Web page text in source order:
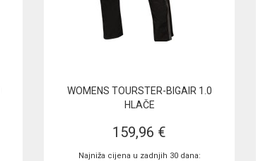
WOMENS TOURSTER-BIGAIR 1.0
HLAČE
159,96 €
Najniža cijena u zadnjih 30 dana: